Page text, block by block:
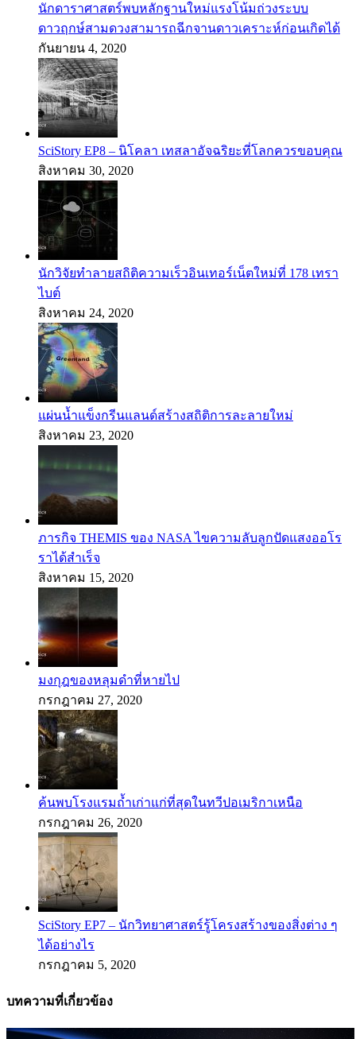
นักดาราศาสตร์พบหลักฐานใหม่แรงโน้มถ่วงระบบ
ดาวฤกษ์สามดวงสามารถฉีกจานดาวเคราะห์ก่อนเกิดได้
กันยายน 4, 2020
SciStory EP8 – นิโคลา เทสลาอัจฉริยะที่โลกควรขอบคุณ
สิงหาคม 30, 2020
นักวิจัยทำลายสถิติความเร็วอินเทอร์เน็ตใหม่ที่ 178 เทรา
ไบต์
สิงหาคม 24, 2020
แผ่นน้ำแข็งกรีนแลนด์สร้างสถิติการละลายใหม่
สิงหาคม 23, 2020
ภารกิจ THEMIS ของ NASA ไขความลับลูกปัดแสงออโร
ราได้สำเร็จ
สิงหาคม 15, 2020
มงกุฎของหลุมดำที่หายไป
กรกฎาคม 27, 2020
ค้นพบโรงแรมถ้ำเก่าแก่ที่สุดในทวีปอเมริกาเหนือ
กรกฎาคม 26, 2020
SciStory EP7 – นักวิทยาศาสตร์รู้โครงสร้างของสิ่งต่าง ๆ
ได้อย่างไร
กรกฎาคม 5, 2020
บทความที่เกี่ยวข้อง